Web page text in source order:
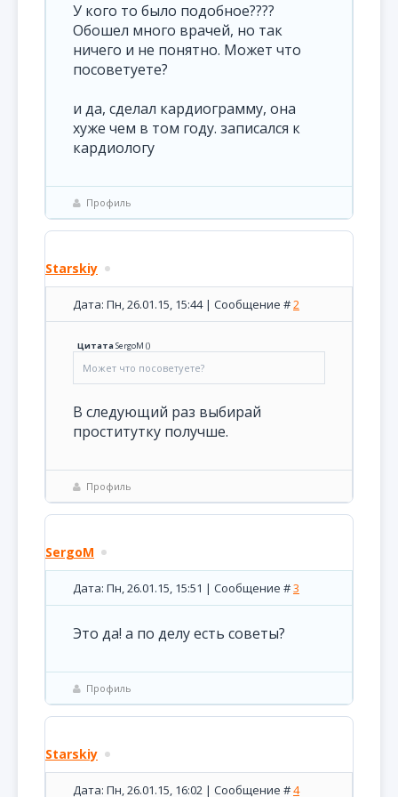
У кого то было подобное????
Обошел много врачей, но так
ничего и не понятно. Может что
посоветуете?
и да, сделал кардиограмму, она
хуже чем в том году. записался к
кардиологу
Профиль
Starskiy
Дата: Пн, 26.01.15, 15:44 | Сообщение #2
ЦитатаSergoM ()
Может что посоветуете?
В следующий раз выбирай
проститутку получше.
Профиль
SergoM
Дата: Пн, 26.01.15, 15:51 | Сообщение #3
Это да! а по делу есть советы?
Профиль
Starskiy
Дата: Пн, 26.01.15, 16:02 | Сообщение #4